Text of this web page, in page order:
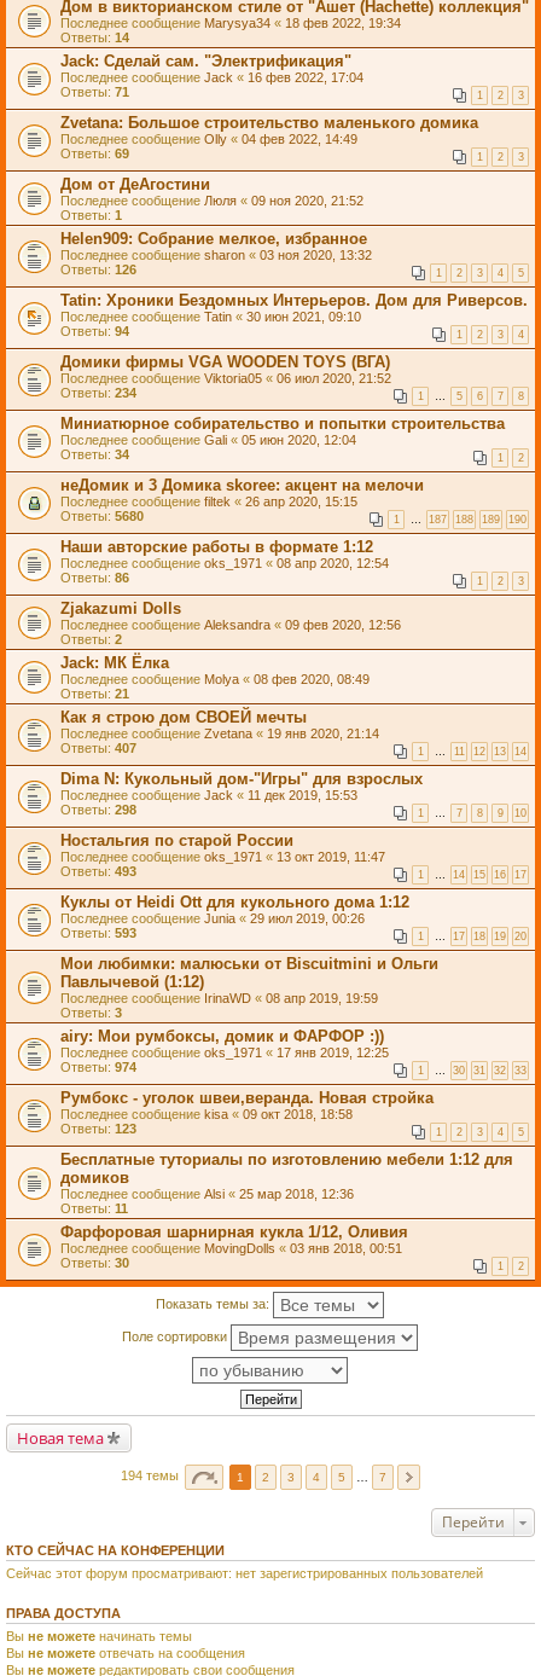
Дом в викторианском стиле от "Ашет (Hachette) коллекция"
Последнее сообщение Marysya34 « 18 фев 2022, 19:34
Ответы: 14
Jack: Сделай сам. "Электрификация"
Последнее сообщение Jack « 16 фев 2022, 17:04
Ответы: 71 1 2 3
Zvetana: Большое строительство маленького домика
Последнее сообщение Olly « 04 фев 2022, 14:49
Ответы: 69 1 2 3
Дом от ДеАгостини
Последнее сообщение Люля « 09 ноя 2020, 21:52
Ответы: 1
Helen909: Собрание мелкое, избранное
Последнее сообщение sharon « 03 ноя 2020, 13:32
Ответы: 126 1 2 3 4 5
Tatin: Хроники Бездомных Интерьеров. Дом для Риверсов.
Последнее сообщение Tatin « 30 июн 2021, 09:10
Ответы: 94 1 2 3 4
Домики фирмы VGA WOODEN TOYS (ВГА)
Последнее сообщение Viktoria05 « 06 июл 2020, 21:52
Ответы: 234 1 … 5 6 7 8
Миниатюрное собирательство и попытки строительства
Последнее сообщение Gali « 05 июн 2020, 12:04
Ответы: 34 1 2
неДомик и 3 Домика skoree: акцент на мелочи
Последнее сообщение filtek « 26 апр 2020, 15:15
Ответы: 5680 1 … 187 188 189 190
Наши авторские работы в формате 1:12
Последнее сообщение oks_1971 « 08 апр 2020, 12:54
Ответы: 86 1 2 3
Zjakazumi Dolls
Последнее сообщение Aleksandra « 09 фев 2020, 12:56
Ответы: 2
Jack: МК Ёлка
Последнее сообщение Molya « 08 фев 2020, 08:49
Ответы: 21
Как я строю дом СВОЕЙ мечты
Последнее сообщение Zvetana « 19 янв 2020, 21:14
Ответы: 407 1 … 11 12 13 14
Dima N: Кукольный дом-"Игры" для взрослых
Последнее сообщение Jack « 11 дек 2019, 15:53
Ответы: 298 1 … 7 8 9 10
Ностальгия по старой России
Последнее сообщение oks_1971 « 13 окт 2019, 11:47
Ответы: 493 1 … 14 15 16 17
Куклы от Heidi Ott для кукольного дома 1:12
Последнее сообщение Junia « 29 июл 2019, 00:26
Ответы: 593 1 … 17 18 19 20
Мои любимки: малюськи от Biscuitmini и Ольги
Павлычевой (1:12)
Последнее сообщение IrinaWD « 08 апр 2019, 19:59
Ответы: 3
airy: Мои румбоксы, домик и ФАРФОР :))
Последнее сообщение oks_1971 « 17 янв 2019, 12:25
Ответы: 974 1 … 30 31 32 33
Румбокс - уголок швеи,веранда. Новая стройка
Последнее сообщение kisa « 09 окт 2018, 18:58
Ответы: 123 1 2 3 4 5
Бесплатные туториалы по изготовлению мебели 1:12 для
домиков
Последнее сообщение Alsi « 25 мар 2018, 12:36
Ответы: 11
Фарфоровая шарнирная кукла 1/12, Оливия
Последнее сообщение MovingDolls « 03 янв 2018, 00:51
Ответы: 30 1 2
Показать темы за:
Поле сортировки
Новая тема
194 темы 1 2 3 4 5 7
Перейти
КТО СЕЙЧАС НА КОНФЕРЕНЦИИ
Сейчас этот форум просматривают: нет зарегистрированных пользователей
ПРАВА ДОСТУПА
Вы не можете начинать темы
Вы не можете отвечать на сообщения
Вы не можете редактировать свои сообщения